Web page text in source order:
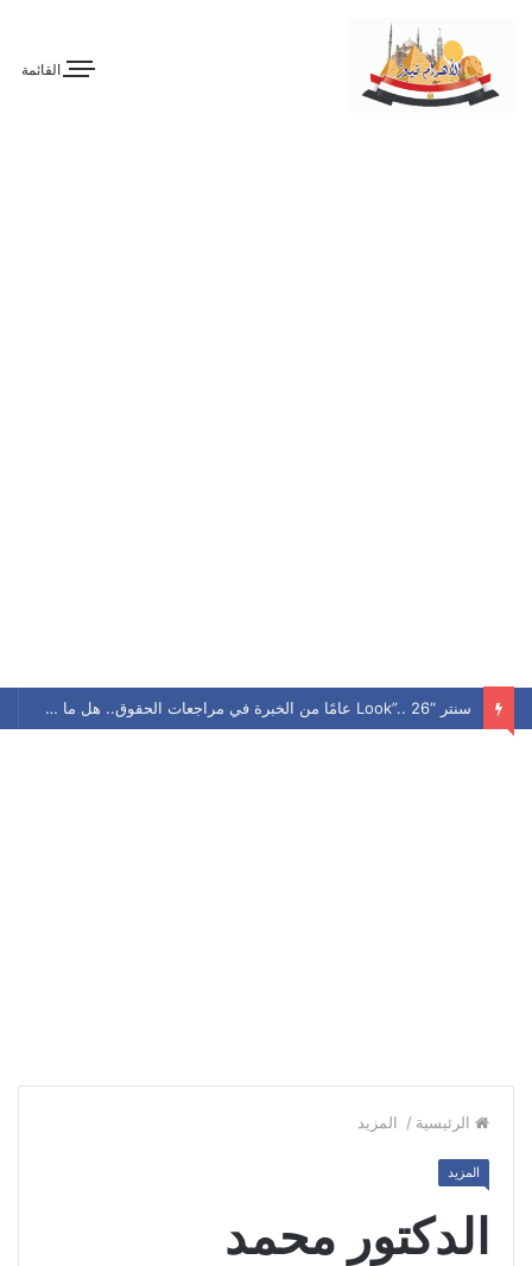
القائمة
سنتر “Look”.. 26 عامًا من الخبرة في مراجعات الحقوق.. هل ما زال يحافظ على مكانته بين الطلاب؟
الرئيسية / المزيد
المزيد
الدكتور محمد